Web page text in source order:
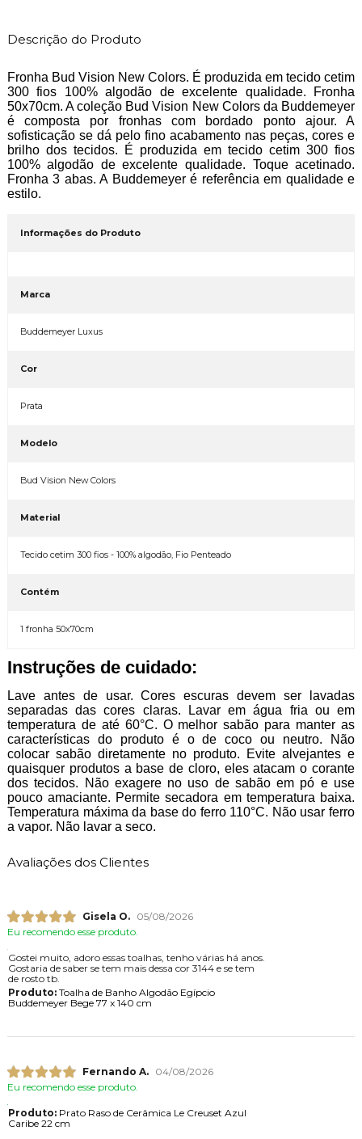
Descrição do Produto
Fronha Bud Vision New Colors. É produzida em tecido cetim
300 fios 100% algodão de excelente qualidade. Fronha
50x70cm. A coleção Bud Vision New Colors da Buddemeyer
é composta por fronhas com bordado ponto ajour. A
sofisticação se dá pelo fino acabamento nas peças, cores e
brilho dos tecidos. É produzida em tecido cetim 300 fios
100% algodão de excelente qualidade. Toque acetinado.
Fronha 3 abas. A Buddemeyer é referência em qualidade e
estilo.
Informações do Produto
Marca
Buddemeyer Luxus
Cor
Prata
Modelo
Bud Vision New Colors
Material
Tecido cetim 300 fios - 100% algodão, Fio Penteado
Contém
1 fronha 50x70cm
Instruções de cuidado:
Lave antes de usar. Cores escuras devem ser lavadas
separadas das cores claras. Lavar em água fria ou em
temperatura de até 60°C. O melhor sabão para manter as
características do produto é o de coco ou neutro. Não
colocar sabão diretamente no produto. Evite alvejantes e
quaisquer produtos a base de cloro, eles atacam o corante
dos tecidos. Não exagere no uso de sabão em pó e use
pouco amaciante. Permite secadora em temperatura baixa.
Temperatura máxima da base do ferro 110°C. Não usar ferro
a vapor. Não lavar a seco.
Avaliações dos Clientes
Gisela O.
05/08/2026
Eu recomendo esse produto.
Gostei muito, adoro essas toalhas, tenho várias há anos.
Gostaria de saber se tem mais dessa cor 3144 e se tem
de rosto tb.
Produto:Toalha de Banho Algodão Egípcio
Buddemeyer Bege 77 x 140 cm
Fernando A.
04/08/2026
Eu recomendo esse produto.
Produto:Prato Raso de Cerâmica Le Creuset Azul
Caribe 22 cm